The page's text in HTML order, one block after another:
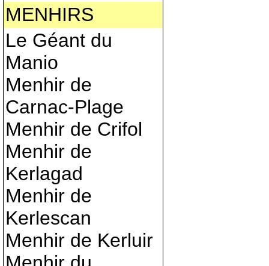
MENHIRS
Le Géant du
Manio
Menhir de
Carnac-Plage
Menhir de Crifol
Menhir de
Kerlagad
Menhir de
Kerlescan
Menhir de Kerluir